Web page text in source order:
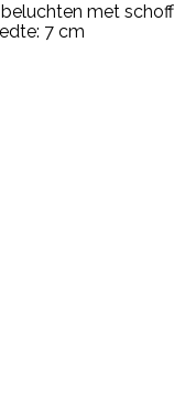
met
7 cm